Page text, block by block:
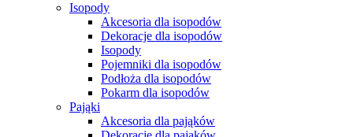
Isopody
Akcesoria dla isopodów
Dekoracje dla isopodów
Isopody
Pojemniki dla isopodów
Podłoża dla isopodów
Pokarm dla isopodów
Pająki
Akcesoria dla pająków